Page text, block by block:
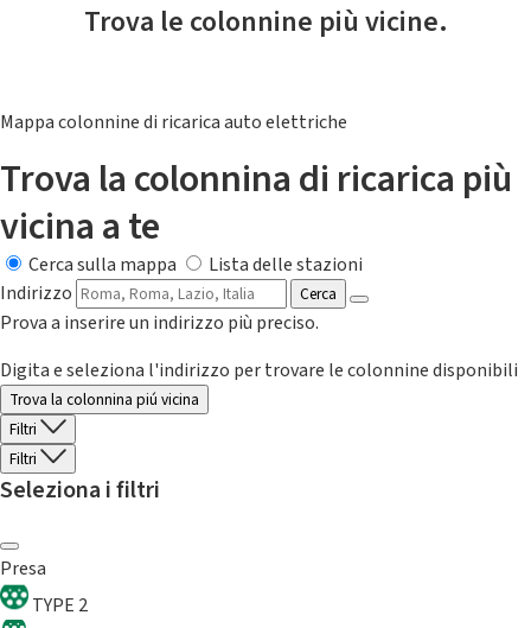
Trova le colonnine più vicine.
Mappa colonnine di ricarica auto elettriche
Trova la colonnina di ricarica più
vicina a te
Cerca sulla mappa
Lista delle stazioni
Indirizzo
Cerca
Prova a inserire un indirizzo più preciso.
Digita e seleziona l'indirizzo per trovare le colonnine disponibili
Trova la colonnina piú vicina
Filtri
Filtri
Seleziona i filtri
Presa
TYPE 2